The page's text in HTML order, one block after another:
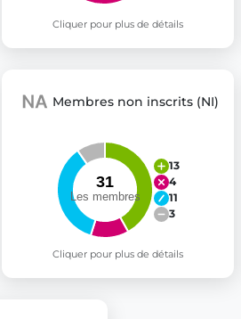
Cliquer pour plus de détails
Membres non inscrits (NI)
13
4
11
3
Cliquer pour plus de détails